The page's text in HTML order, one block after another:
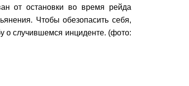
от остановки во время рейда
Чтобы обезопасить себя,
о случившемся инциденте. (фото: